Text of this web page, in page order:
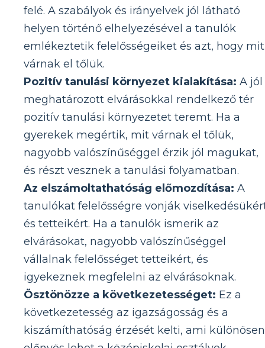
felé. A szabályok és irányelvek jól látható
helyen történő elhelyezésével a tanulók
emlékeztetik felelősségeiket és azt, hogy mit
várnak el tőlük.
Pozitív tanulási környezet kialakítása: A jól
meghatározott elvárásokkal rendelkező tér
pozitív tanulási környezetet teremt. Ha a
gyerekek megértik, mit várnak el tőlük,
nagyobb valószínűséggel érzik jól magukat,
és részt vesznek a tanulási folyamatban.
Az elszámoltathatóság előmozdítása: A
tanulókat felelősségre vonják
és tetteikért. Ha a tanulók ismerik az
elvárásokat, nagyobb valószínűséggel
vállalnak felelősséget tetteikért, és
igyekeznek megfelelni az elvárásoknak.
Ösztönözze a következetességet: Ez a
következetesség az igazságosság és a
kiszámíthatóság érzését kelti, ami különösen